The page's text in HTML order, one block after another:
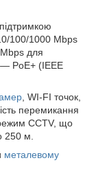
100/1000 Mbps
для
PoE+ (IEEE
, WI-FI точок,
перемикання
CCTV, що
250 м.
металевому